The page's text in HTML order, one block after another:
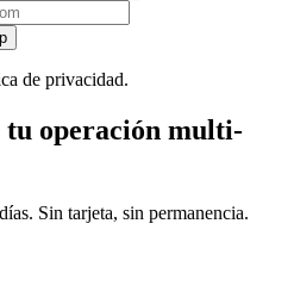
de privacidad.
tu operación multi-
Sin tarjeta, sin permanencia.